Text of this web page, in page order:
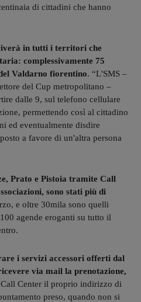
di cittadini che hanno
in tutti i territori che
complessivamente 75
Valdarno fiorentino. “L'SMS –
del Cup metropolitano –
dalle 9, sul telefono cellulare
permettendo così al cittadino
ed eventualmente disdire
a favore di un'altra persona
Prato e Pistoia tramite Call
sono stati più di
e oltre 30mila sono quelli
agende eroganti su tutto il
i servizi accessori offerti dal
via mail la prenotazione,
Center il proprio indirizzo di
preso, quando non si